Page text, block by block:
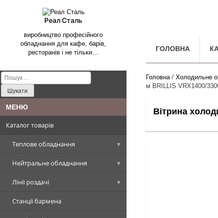
Реал Сталь
виробництво професійного
обладнання для кафе, барів,
ресторанів і не тільки…
Пошук:
Каталог товарів
Теплове обладнання
Котли харчоварильні
Котел харчоварильний
Плити промислові
Плити стандарт
Сковороди промислові
Нейтральне обладнання
Столи, Стіл-ванни, Стіл-тумби
Столи виробничі
Стелажі виробничі
Лінії роздачі
Вітрини холодильні
Станції бармена
ГОЛОВНА
Головна/ Холодильне
м BRILLIS VRX1400/
Вітрина